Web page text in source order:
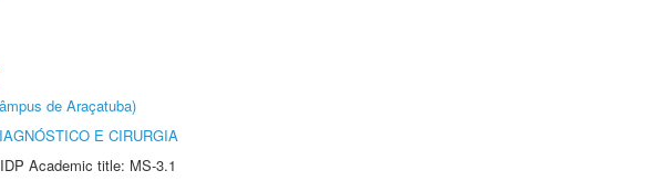
de Araçatuba)
E CIRURGIA
Academic title: MS-3.1